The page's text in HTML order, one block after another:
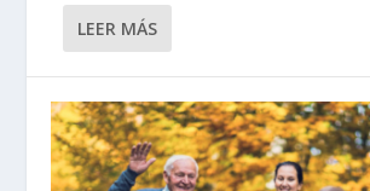
LEER MÁS